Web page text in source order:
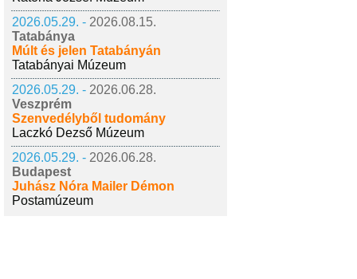
2026.05.29. - 2026.08.15.
Tatabánya
Múlt és jelen Tatabányán
Tatabányai Múzeum
2026.05.29. - 2026.06.28.
Veszprém
Szenvedélyből tudomány
Laczkó Dezső Múzeum
2026.05.29. - 2026.06.28.
Budapest
Juhász Nóra Mailer Démon
Postamúzeum